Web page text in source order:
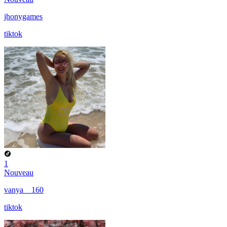
jhonygames
tiktok
1
Nouveau
vanya__160
tiktok